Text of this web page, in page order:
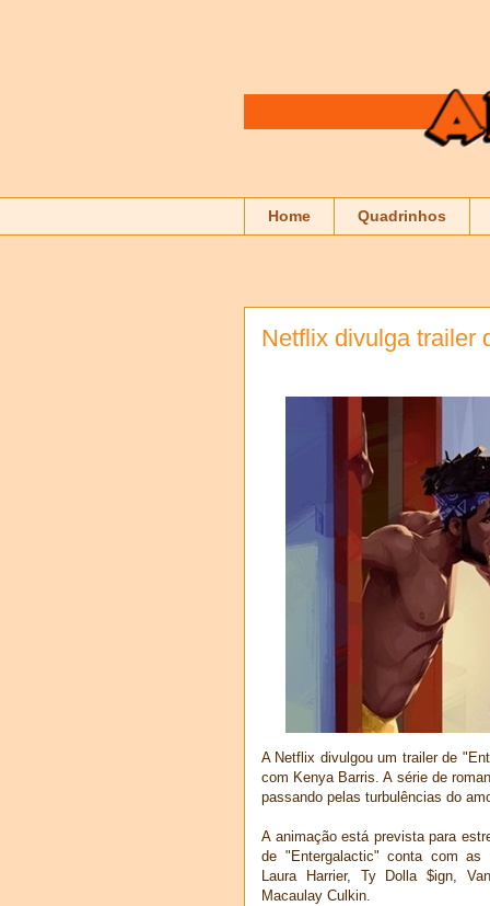
Home Quadrinhos
Netflix divulga trailer
A Netflix divulgou um trailer de
com Kenya Barris. A série de
passando pelas turbulências do
A animação está prevista para
de "Entergalactic" conta com as
Laura Harrier, Ty Dolla $ign,
Macaulay Culkin.